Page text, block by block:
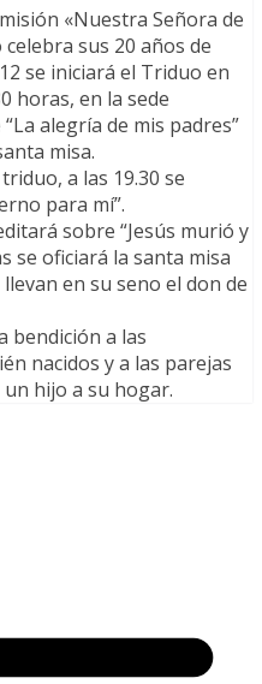
«Nuestra Señora de
sus 20 años de
se iniciará el Triduo en
horas, en la sede
alegría de mis padres”
misa.
a las 19.30 se
para mí”.
sobre “Jesús murió y
se oficiará la santa misa
en su seno el don de
bendición a las
nacidos y a las parejas
hijo a su hogar.